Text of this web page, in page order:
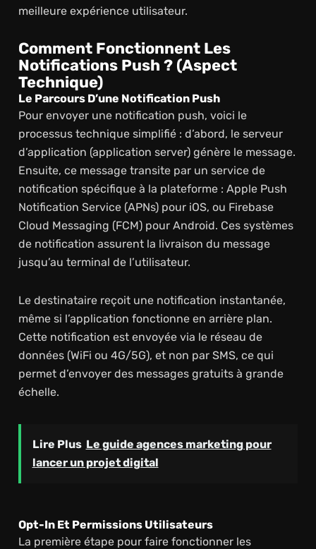
meilleure expérience utilisateur.
Comment Fonctionnent Les
Notifications Push ? (Aspect
Technique)
Le Parcours D’une Notification Push
Pour envoyer une notification push, voici le
processus technique simplifié : d’abord, le serveur
d’application (application server) génère le message.
Ensuite, ce message transite par un service de
notification spécifique à la plateforme : Apple Push
Notification Service (APNs) pour iOS, ou Firebase
Cloud Messaging (FCM) pour Android. Ces systèmes
de notification assurent la livraison du message
jusqu’au terminal de l’utilisateur.
Le destinataire reçoit une notification instantanée,
même si l’application fonctionne en arrière plan.
Cette notification est envoyée via le réseau de
données (WiFi ou 4G/5G), et non par SMS, ce qui
permet d’envoyer des messages gratuits à grande
échelle.
Lire Plus Le guide agences marketing pour
lancer un projet digital
Opt-In Et Permissions Utilisateurs
La première étape pour faire fonctionner les